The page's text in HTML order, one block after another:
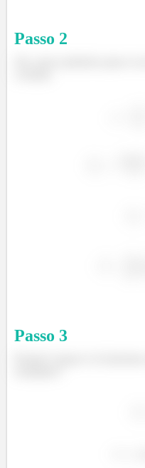
Passo 2
Passo 3